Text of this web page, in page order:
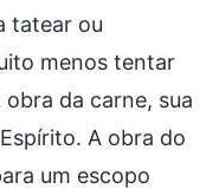
tatear ou
menos tentar
obra da carne, sua
A obra do
um escopo